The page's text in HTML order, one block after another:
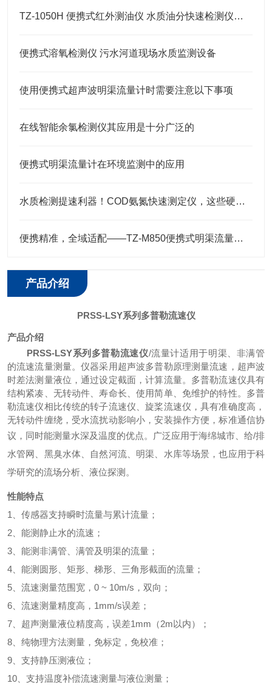
TZ-1050H 便携式红外测油仪 水质油分快速检测仪特点介绍
便携式溶氧检测仪 污水河道现场水质监测设备
使用便携式超声波明渠流量计时需要注意以下事项
在线智能余氯检测仪其应用是十分广泛的
便携式明渠流量计在环境监测中的应用
水质检测提速利器！COD氨氮快速测定仪，这些硬核特点藏不住了
便携精准，全域适配——TZ-M850便携式明渠流量计技术解析
产品介绍
PRSS-LSY系列多普勒流速仪
产品介绍
PRSS-LSY系列多普勒流速仪/流量计适用于明渠、非满管
的流速流量测量。仪器采用超声波多普勒原理测量流速，超声波
时差法测量液位，通过设定截面，计算流量。多普勒流速仪具有
结构紧凑、无转动件、寿命长、使用简单、免维护的特性。多普
勒流速仪相比传统的转子流速仪、旋桨流速仪，具有准确度高，
无转动件缠绕，受水流扰动影响小，安装操作方便，标准通信协
议，同时能测量水深及温度的优点。
广泛应用于海绵城市、给/排
水管网、黑臭水体、自然河流、明渠、水库等场景，也应用于科
学研究的流场分析、液位探测 。
性能特点
1、 传感器支持瞬时流量与累计流量 ；
2、 能测静止水的流速 ；
3、 能测非满管、满管及明渠的流量 ；
4、 能测圆形、矩形、梯形、三角形截面的流量 ；
5、 流速测量范围宽， 0 ~ 10m/s，双向 ；
6、 流速测量精度高， 1mm/s误差 ；
7、 超声测量液位精度高，误差1mm（2m以内）
；
8、 纯物理方法测量，免标定，免校准 ；
9、 支持静压测液位 ；
10、 支持温度补偿流速测量与液位测量 ；